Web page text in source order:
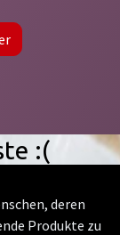
:(
deren
Produkte zu